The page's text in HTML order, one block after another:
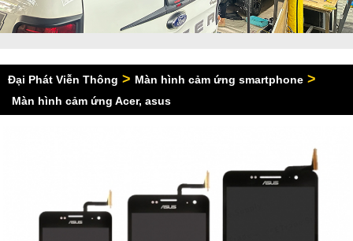
Đại Phát Viễn Thông > Màn hình cảm ứng smartphone >
Màn hình cảm ứng Acer, asus